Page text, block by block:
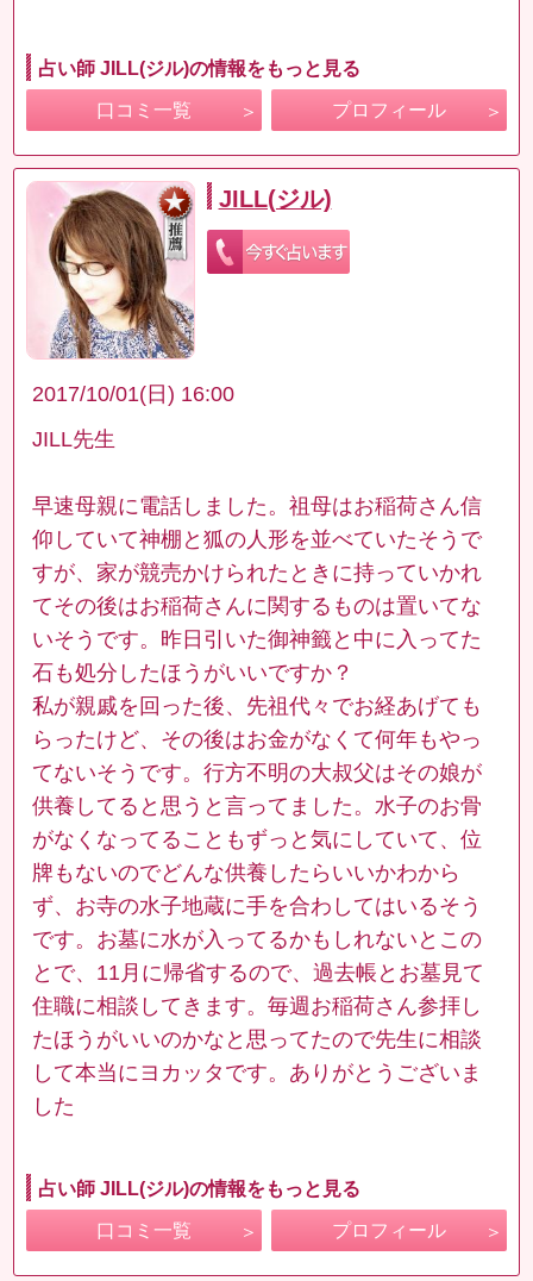
占い師 JILL(ジル)の情報をもっと見る
口コミ一覧 プロフィール
JILL(ジル)
2017/10/01(日) 16:00
JILL先生
早速母親に電話しました。祖母はお稲荷さん信
仰していて神棚と狐の人形を並べていたそうで
すが、家が競売かけられたときに持っていかれ
てその後はお稲荷さんに関するものは置いてな
いそうです。昨日引いた御神籤と中に入ってた
石も処分したほうがいいですか？
私が親戚を回った後、先祖代々でお経あげても
らったけど、その後はお金がなくて何年もやっ
てないそうです。行方不明の大叔父はその娘が
供養してると思うと言ってました。水子のお骨
がなくなってることもずっと気にしていて、位
牌もないのでどんな供養したらいいかわから
ず、お寺の水子地蔵に手を合わしてはいるそう
です。お墓に水が入ってるかもしれないとこの
とで、11月に帰省するので、過去帳とお墓見て
住職に相談してきます。毎週お稲荷さん参拝し
たほうがいいのかなと思ってたので先生に相談
して本当にヨカッタです。ありがとうございま
した
占い師 JILL(ジル)の情報をもっと見る
口コミ一覧 プロフィール